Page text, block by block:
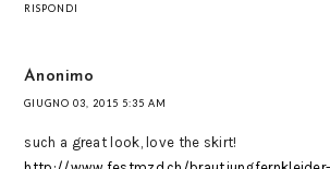
RISPONDI
Anonimo
GIUGNO 03, 2015 5:35 AM
such a great look, love the skirt!